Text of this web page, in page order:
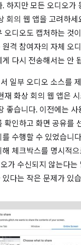
하지만 모든 오디오가
회의 웹 앱을 고려하
오디오도 캡처하는 것
격 참여자의 자체 오
다시 전송해서는 안
일부 오디오 소스를
재 화상 회의 웹 앱은
좋습니다. 이전에는
확인하고 화면 공유를
수행할 수 있었습니
체크박스를 명시적
가 수신되지 않는다는
다는 작은 문제가 있